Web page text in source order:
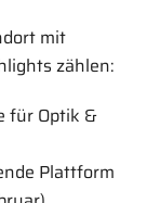
mit
zählen:
für Optik &
Plattform